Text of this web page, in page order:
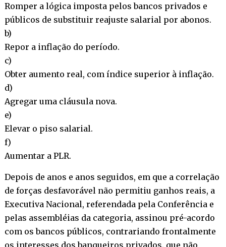
Romper a lógica imposta pelos bancos privados e
públicos de substituir reajuste salarial por abonos.
b)
Repor a inflação do período.
c)
Obter aumento real, com índice superior à inflação.
d)
Agregar uma cláusula nova.
e)
Elevar o piso salarial.
f)
Aumentar a PLR.
Depois de anos e anos seguidos, em que a correlação
de forças desfavorável não permitiu ganhos reais, a
Executiva Nacional, referendada pela Conferência e
pelas assembléias da categoria, assinou pré-acordo
com os bancos públicos, contrariando frontalmente
os interesses dos banqueiros privados, que não